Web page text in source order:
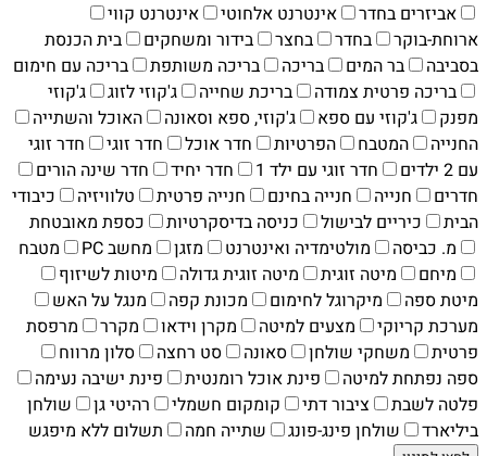
אביזרים בחדר אינטרנט אלחוטי
אינטרנט קווי
ארוחת-בוקר
בחדר בחצר בידור ומשחקים
בית הכנסת
בסביבה
בר המים בריכה בריכה משותפת
בריכה עם חימום
בריכה פרטית צמודה
בריכת שחייה ג'קוזי לזוג
ג'קוזי
מפנק
ג'קוזי עם ספא ג'קוזי, ספא וסאונה
האוכל והשתייה
החנייה
המטבח הפרטיות חדר אוכל חדר זוגי
חדר זוגי
עם 2 ילדים
חדר זוגי עם ילד 1 חדר יחיד
חדר שינה הורים
חדרים
חנייה חנייה בחינם חנייה פרטית טלוויזיה
כיבודי
הבית
כיריים לבישול כניסה בדיסקרטיות
כספת מאובטחת
מ. כביסה
מולטימדיה ואינטרנט מזגן מחשב PC
מטבח
מיחם
מיטה זוגית מיטה זוגית גדולה
מיטות לשיזוף
מיטת ספה
מיקרוגל לחימום מכונת קפה
מנגל על האש
מערכת קריוקי
מצעים למיטה מקרן וידאו מקרר
מרפסת
פרטית
משחקי שולחן סאונה סט רחצה
סלון מרווח
ספה נפתחת למיטה
פינת אוכל רומנטית
פינת ישיבה נעימה
פלטה לשבת
ציבור דתי קומקום חשמלי רהיטי גן
שולחן
ביליארד
שולחן פינג-פונג שתייה חמה תשלום ללא מיפגש